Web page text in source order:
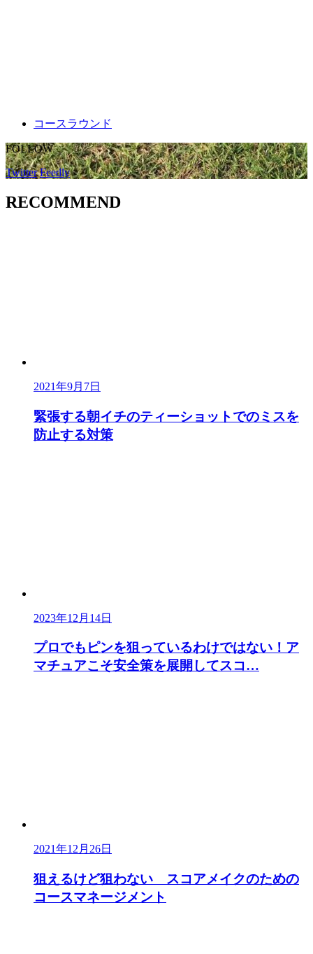
コースラウンド
FOLLOW
Twitter Feedly
RECOMMEND
2021年9月7日
緊張する朝イチのティーショットでのミスを
防止する対策
2023年12月14日
プロでもピンを狙っているわけではない！ア
マチュアこそ安全策を展開してスコ…
2021年12月26日
狙えるけど狙わない スコアメイクのための
コースマネージメント